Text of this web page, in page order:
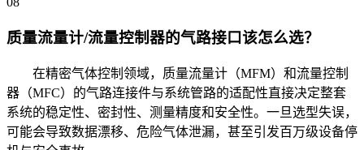
质量流量计/流量控制器的气路接口该怎么选？
在精密气体控制领域，质量流量计（MFM）和流量控制
器（MFC）的气路连接件与系统管路的适配性直接决定整套
系统的稳定性、密封性、测量精度和安全性。一旦选型失误，
可能会导致数据漂移、危险气体泄漏，甚至引发百万级设备停